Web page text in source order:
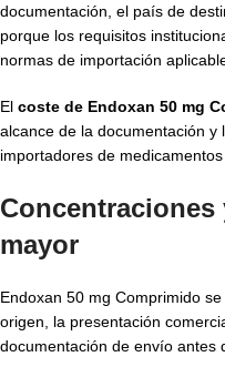
documentación, el país de
porque los requisitos
normas de importación
El coste de Endoxan 50 mg
alcance de la documentación y
importadores de medicamentos
mayor
Endoxan 50 mg Comprimido
origen, la presentación
documentación de envío antes